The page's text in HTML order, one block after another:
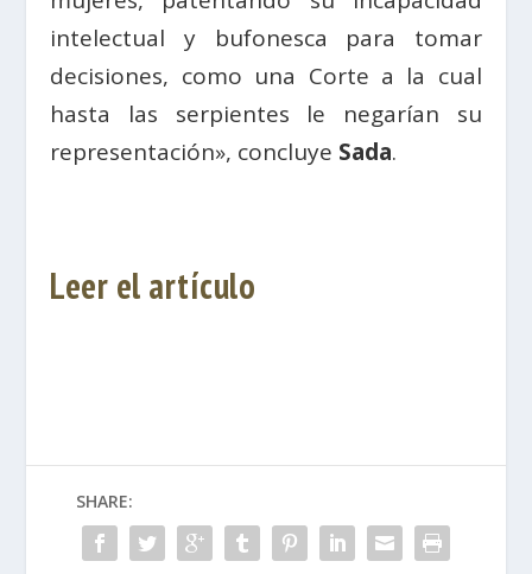
intelectual y bufonesca para tomar
decisiones, como una Corte a la cual
hasta las serpientes le negarían su
representación», concluye Sada.
Leer el artículo
SHARE: